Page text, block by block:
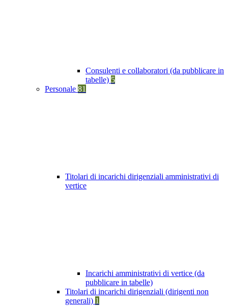
Consulenti e collaboratori (da pubblicare in
tabelle) 5
Personale 81
Titolari di incarichi dirigenziali amministrativi di
vertice
Incarichi amministrativi di vertice (da
pubblicare in tabelle)
Titolari di incarichi dirigenziali (dirigenti non
generali) 1